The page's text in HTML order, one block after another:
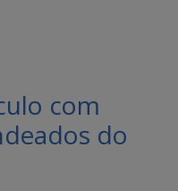
com
do